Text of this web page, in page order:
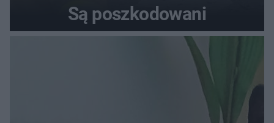
Są poszkodowani